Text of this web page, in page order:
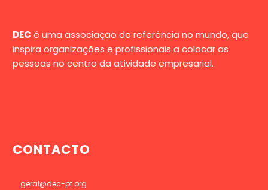
DEC é uma associação de referência no mundo, que
inspira organizações e profissionais a colocar as
pessoas no centro da atividade empresarial.
CONTACTO
geral@dec-pt.org